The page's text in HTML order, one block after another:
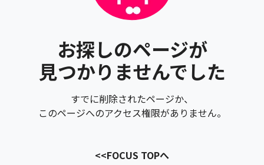
お探しのページが
見つかりませんでした
すでに削除されたページか、
このページへのアクセス権限がありません。
<<FOCUS TOPへ